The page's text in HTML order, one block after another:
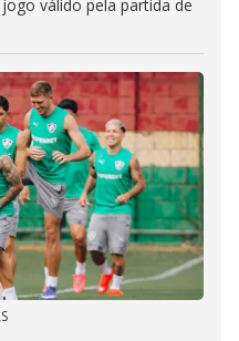
válido pela partida de